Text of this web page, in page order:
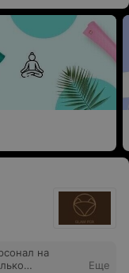
на
Еще